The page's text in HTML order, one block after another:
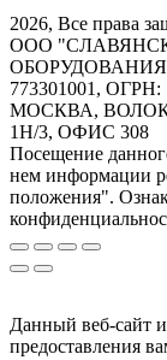
2026, Все права
ООО
ОБОРУДОВАНИЯ
773301001, ОГРН:
МОСКВА,
1Н/3, ОФИС 308
Посещение
нем информации
положения".
Данный веб-сайт
предоставления